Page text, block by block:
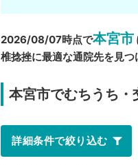
2026/08/07時点で本宮市
椎捻挫に最適な通院先を見つ
本宮市でむちうち・
詳細条件で絞り込む